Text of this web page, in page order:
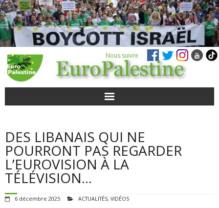
Nous suivre
POUR AGIR
AGENDA
DES LIBANAIS QUI NE
POURRONT PAS REGARDER
L’EUROVISION À LA
TÉLÉVISION…
6 décembre 2025 ACTUALITÉS, VIDÉOS